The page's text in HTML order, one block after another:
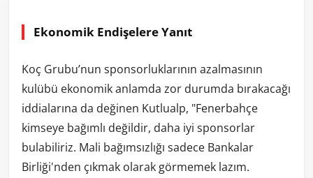
Ekonomik Endişelere Yanıt
Koç Grubu’nun sponsorluklarının azalmasının
kulübü ekonomik anlamda zor durumda bırakacağı
iddialarına da değinen Kutlualp, "Fenerbahçe
kimseye bağımlı değildir, daha iyi sponsorlar
bulabiliriz. Mali bağımsızlığı sadece Bankalar
Birliği'nden çıkmak olarak görmemek lazım.